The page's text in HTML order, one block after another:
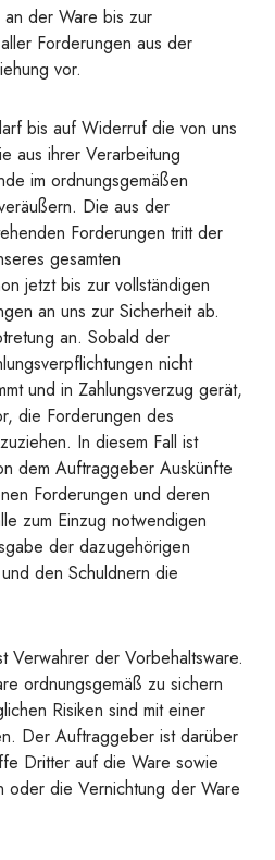
an der Ware bis zur
Forderungen aus der
vor.
bis auf Widerruf die von uns
aus ihrer Verarbeitung
im ordnungsgemäßen
Die aus der
Forderungen tritt der
gesamten
jetzt bis zur vollständigen
an uns zur Sicherheit ab.
an. Sobald der
nicht
und in Zahlungsverzug gerät,
die Forderungen des
In diesem Fall ist
dem Auftraggeber Auskünfte
Forderungen und deren
zum Einzug notwendigen
der dazugehörigen
den Schuldnern die
Verwahrer der Vorbehaltsware.
ordnungsgemäß zu sichern
Risiken sind mit einer
Der Auftraggeber ist darüber
Dritter auf die Ware sowie
oder die Vernichtung der Ware